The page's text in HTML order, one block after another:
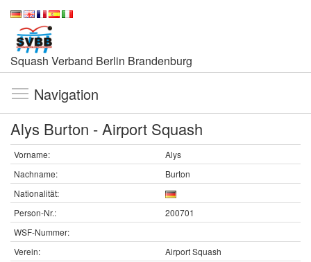
Squash Verband Berlin Brandenburg
Navigation
Alys Burton - Airport Squash
Vorname:
Alys
Nachname:
Burton
Nationalität:
Person-Nr.:
200701
WSF-Nummer:
Verein:
Airport Squash